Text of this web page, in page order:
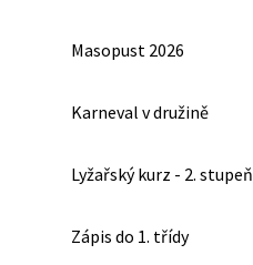
Masopust 2026
Karneval v družině
Lyžařský kurz - 2. stupeň
Zápis do 1. třídy